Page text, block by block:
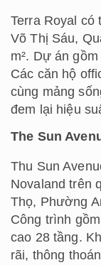
Terra Royal
Võ Thị Sáu,
m². Dự án
Các căn hộ
cùng mảng
đem lại hiệu
The Sun
Thu Sun
Novaland trên
Thọ, Phường
Công trình
cao 28 tầng.
rãi, thông